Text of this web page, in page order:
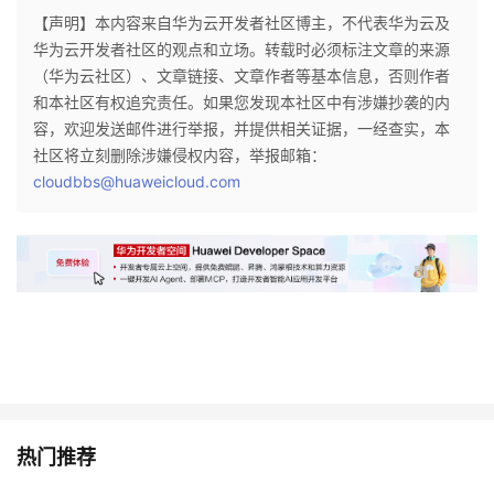
【声明】本内容来自华为云开发者社区博主，不代表华为云及
华为云开发者社区的观点和立场。转载时必须标注文章的来源
（华为云社区）、文章链接、文章作者等基本信息，否则作者
和本社区有权追究责任。如果您发现本社区中有涉嫌抄袭的内
容，欢迎发送邮件进行举报，并提供相关证据，一经查实，本
社区将立刻删除涉嫌侵权内容，举报邮箱：
cloudbbs@huaweicloud.com
热门推荐